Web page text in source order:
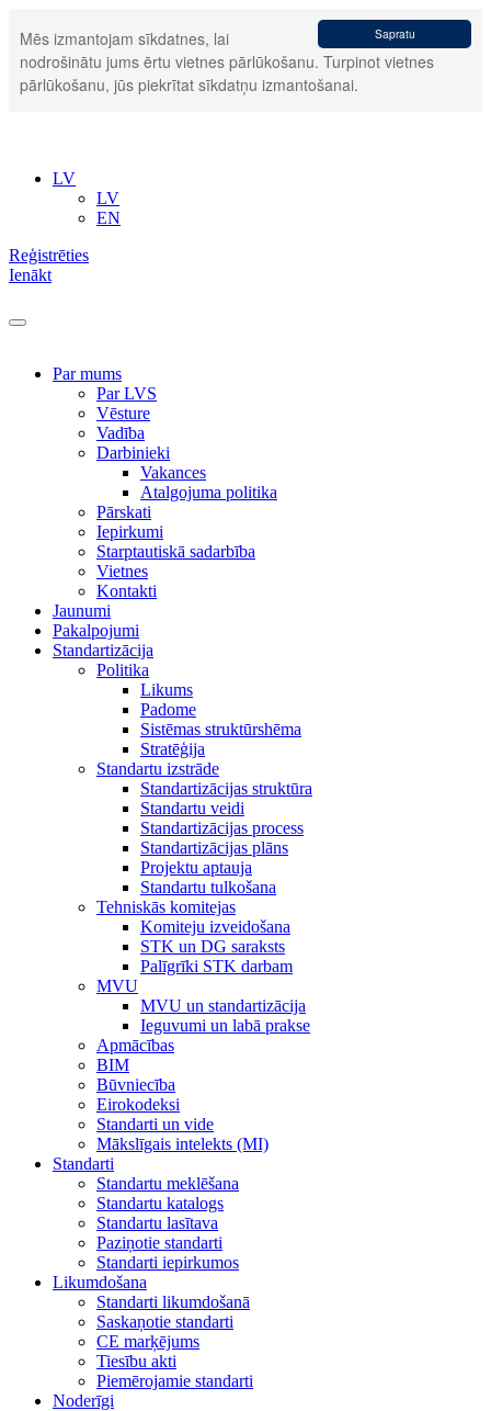
Sapratu
Mēs izmantojam sīkdatnes, lai
nodrošinātu jums ērtu vietnes pārlūkošanu. Turpinot vietnes
pārlūkošanu, jūs piekrītat sīkdatņu izmantošanai.
LV
LV
EN
Reģistrēties
Ienākt
Par mums
Par LVS
Vēsture
Vadība
Darbinieki
Vakances
Atalgojuma politika
Pārskati
Iepirkumi
Starptautiskā sadarbība
Vietnes
Kontakti
Jaunumi
Pakalpojumi
Standartizācija
Politika
Likums
Padome
Sistēmas struktūrshēma
Stratēģija
Standartu izstrāde
Standartizācijas struktūra
Standartu veidi
Standartizācijas process
Standartizācijas plāns
Projektu aptauja
Standartu tulkošana
Tehniskās komitejas
Komiteju izveidošana
STK un DG saraksts
Palīgrīki STK darbam
MVU
MVU un standartizācija
Ieguvumi un labā prakse
Apmācības
BIM
Būvniecība
Eirokodeksi
Standarti un vide
Mākslīgais intelekts (MI)
Standarti
Standartu meklēšana
Standartu katalogs
Standartu lasītava
Paziņotie standarti
Standarti iepirkumos
Likumdošana
Standarti likumdošanā
Saskaņotie standarti
CE marķējums
Tiesību akti
Piemērojamie standarti
Noderīgi